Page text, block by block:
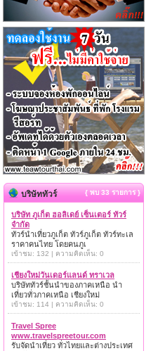
บริษัททัวร์ { พบ 33 รายการ }
บริษัท ภูเก็ต ฮอลิเดย์ เซ็นเตอร์ ทัวร์
จำกัด
ทัวร์นำเที่ยวภูเก็ต ทัวร์ภูเก็ต ทัวร์ทะเล
ราคาคนไทย โดยคนภูเ
เข้าชม: 132 | ความคิดเห็น: 0
เชียงใหม่วันเดอร์แลนด์ ทราเวล
บริษัททัวร์ชั้นนำของภาคเหนือ นำ
เที่ยวทั่วภาคเหนือ เชียงใหม่
เข้าชม: 114 | ความคิดเห็น: 0
Travel Spree
www.travelspreetour.com
รับจัดนำเที่ยว ทั่วไทยและต่างประเทศ